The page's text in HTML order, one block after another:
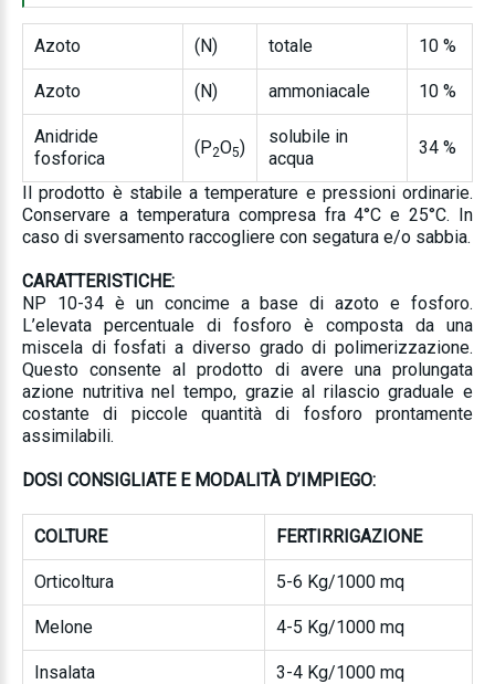
Azoto (N) totale 10 %
Azoto (N) ammoniacale 10 %
Anidride
fosforica
(P2O5)
solubile in
acqua
34 %
Il prodotto è stabile a temperature e pressioni ordinarie.
Conservare a temperatura compresa fra 4°C e 25°C. In
caso di sversamento raccogliere con segatura e/o sabbia.
CARATTERISTICHE:
NP 10-34 è un concime a base di azoto e fosforo.
L’elevata percentuale di fosforo è composta da una
miscela di fosfati a diverso grado di polimerizzazione.
Questo consente al prodotto di avere una prolungata
azione nutritiva nel tempo, grazie al rilascio graduale e
costante di piccole quantità di fosforo prontamente
assimilabili.
DOSI CONSIGLIATE E MODALITÀ D’IMPIEGO:
COLTURE FERTIRRIGAZIONE
Orticoltura 5-6 Kg/1000 mq
Melone 4-5 Kg/1000 mq
Insalata 3-4 Kg/1000 mq